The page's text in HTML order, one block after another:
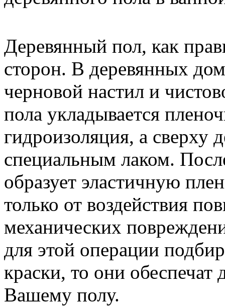
Деревянный пол, как
сторон. В деревянных
черновой настил и
пола укладывается
гидроизоляция, а сверху
специальным лаком.
образует эластичную
только от воздействия
механических
для этой операции
краски, то они
Вашему полу.